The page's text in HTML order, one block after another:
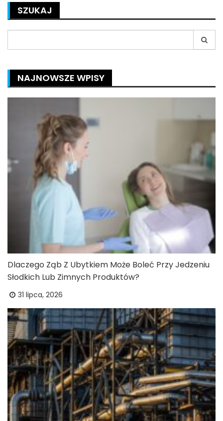
SZUKAJ
for:
NAJNOWSZE WPISY
Dlaczego Ząb Z Ubytkiem Może Boleć Przy Jedzeniu
Słodkich Lub Zimnych Produktów?
31 lipca, 2026